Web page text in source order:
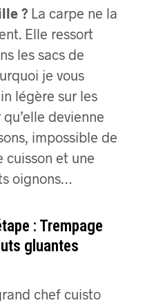
? La carpe ne la
Elle ressort
les sacs de
je vous
légère sur les
devienne
impossible de
cuisson et une
oignons…
: Trempage
gluantes
chef cuisto